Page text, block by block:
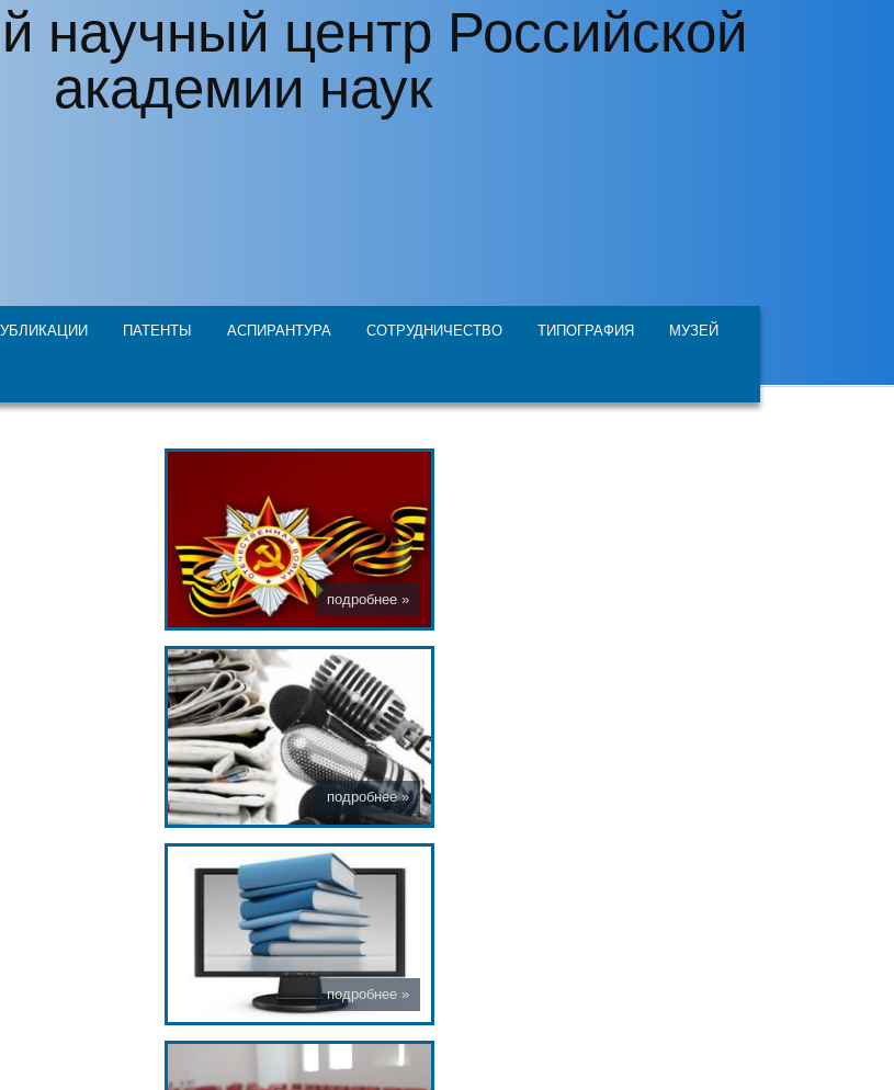
научный центр Российской
академии наук
ПАТЕНТЫ АСПИРАНТУРА СОТРУДНИЧЕСТВО ТИПОГРАФИЯ МУЗЕЙ